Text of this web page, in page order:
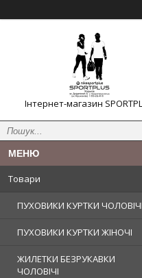
Інтернет-магазин
Товари
ПУХОВИКИ КУРТКИ ЧОЛОВІЧІ
ПУХОВИКИ КУРТКИ ЖІНОЧІ
ЖИЛЕТКИ БЕЗРУКАВКИ
ЧОЛОВІЧІ